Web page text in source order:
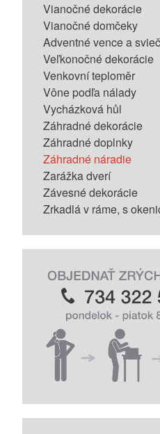
Vianočné dekorácie
Vianočné domčeky
Adventné vence a
Veľkonočné dekorácie
Venkovní teploměr
Vône podľa nálady
Vycházková hůl
Záhradné dekorácie
Záhradné doplnky
Záhradné náradie
Zarážka dverí
Závesné dekorácie
Zrkadlá v ráme, s